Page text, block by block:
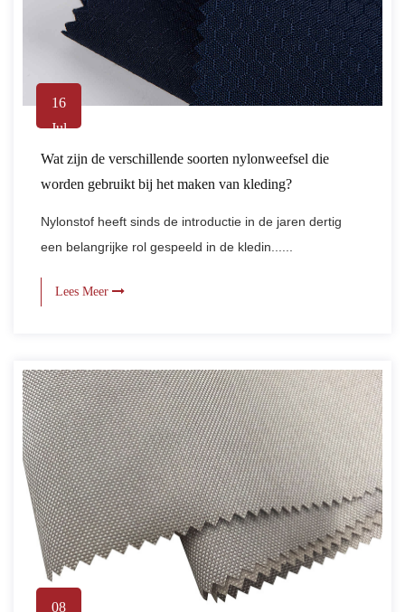
16
Jul
Wat zijn de verschillende soorten nylonweefsel die
worden gebruikt bij het maken van kleding?
Nylonstof heeft sinds de introductie in de jaren dertig
een belangrijke rol gespeeld in de kledin......
Lees Meer
08